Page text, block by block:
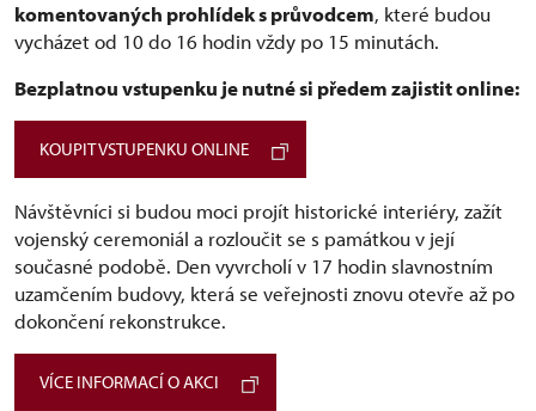
komentovaných prohlídek s průvodcem, které budou
vycházet od 10 do 16 hodin vždy po 15 minutách.
Bezplatnou vstupenku je nutné si předem zajistit online:
KOUPIT VSTUPENKU ONLINE
Návštěvníci si budou moci projít historické interiéry, zažít
vojenský ceremoniál a rozloučit se s památkou v její
současné podobě. Den vyvrcholí v 17 hodin slavnostním
uzamčením budovy, která se veřejnosti znovu otevře až po
dokončení rekonstrukce.
VÍCE INFORMACÍ O AKCI